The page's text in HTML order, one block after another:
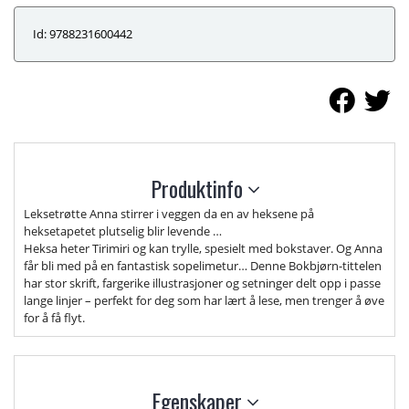
Id: 9788231600442
Produktinfo
Leksetrøtte Anna stirrer i veggen da en av heksene på
heksetapetet plutselig blir levende …
Heksa heter Tirimiri og kan trylle, spesielt med bokstaver. Og Anna
får bli med på en fantastisk sopelimetur… Denne Bokbjørn-tittelen
har stor skrift, fargerike illustrasjoner og setninger delt opp i passe
lange linjer – perfekt for deg som har lært å lese, men trenger å øve
for å få flyt.
Egenskaper